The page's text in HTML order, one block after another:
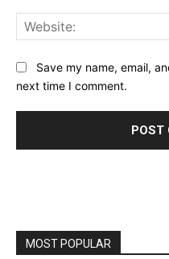
Save my name, email,
next time I comment.
MOST POPULAR